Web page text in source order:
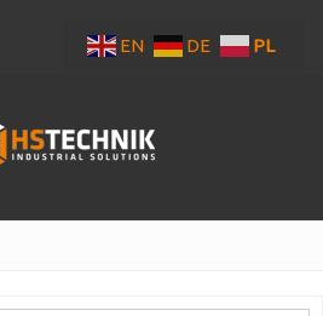
EN DE PL